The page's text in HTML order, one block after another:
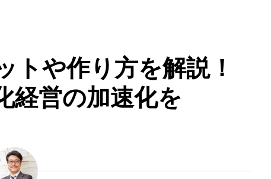
トや作り方を解説！
経営の加速化を